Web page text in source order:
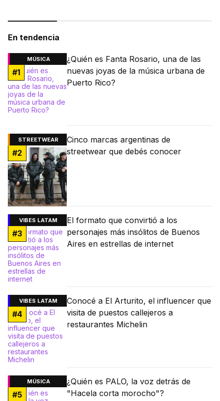
En tendencia
MÚSICA
#1
¿Quién es Fanta Rosario, una de las
nuevas joyas de la música urbana de
Puerto Rico?
STREETWEAR
#2
Cinco marcas argentinas de
streetwear que debés conocer
VIBES LATAM
#3
El formato que convirtió a los
personajes más insólitos de Buenos
Aires en estrellas de internet
VIBES LATAM
#4
Conocé a El Arturito, el influencer que
visita de puestos callejeros a
restaurantes Michelin
MÚSICA
#5
¿Quién es PALO, la voz detrás de
"Hacela corta morocho"?